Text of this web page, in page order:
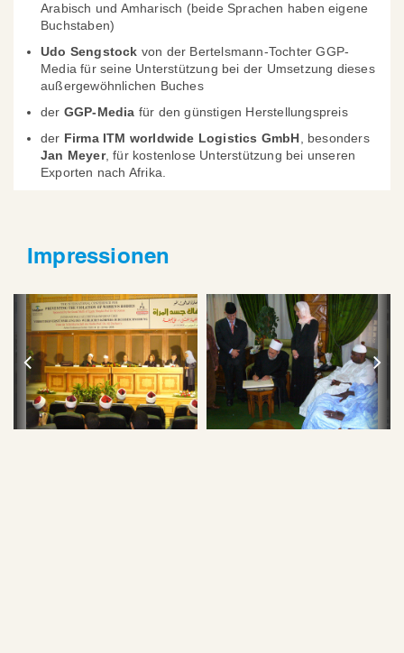
Arabisch und Amharisch (beide Sprachen haben eigene
Buchstaben)
Udo Sengstock von der Bertelsmann-Tochter GGP-
Media für seine Unterstützung bei der Umsetzung dieses
außergewöhnlichen Buches
der GGP-Media für den günstigen Herstellungspreis
der Firma ITM worldwide Logistics GmbH , besonders
Jan Meyer, für kostenlose Unterstützung bei unseren
Exporten nach Afrika.
Impressionen